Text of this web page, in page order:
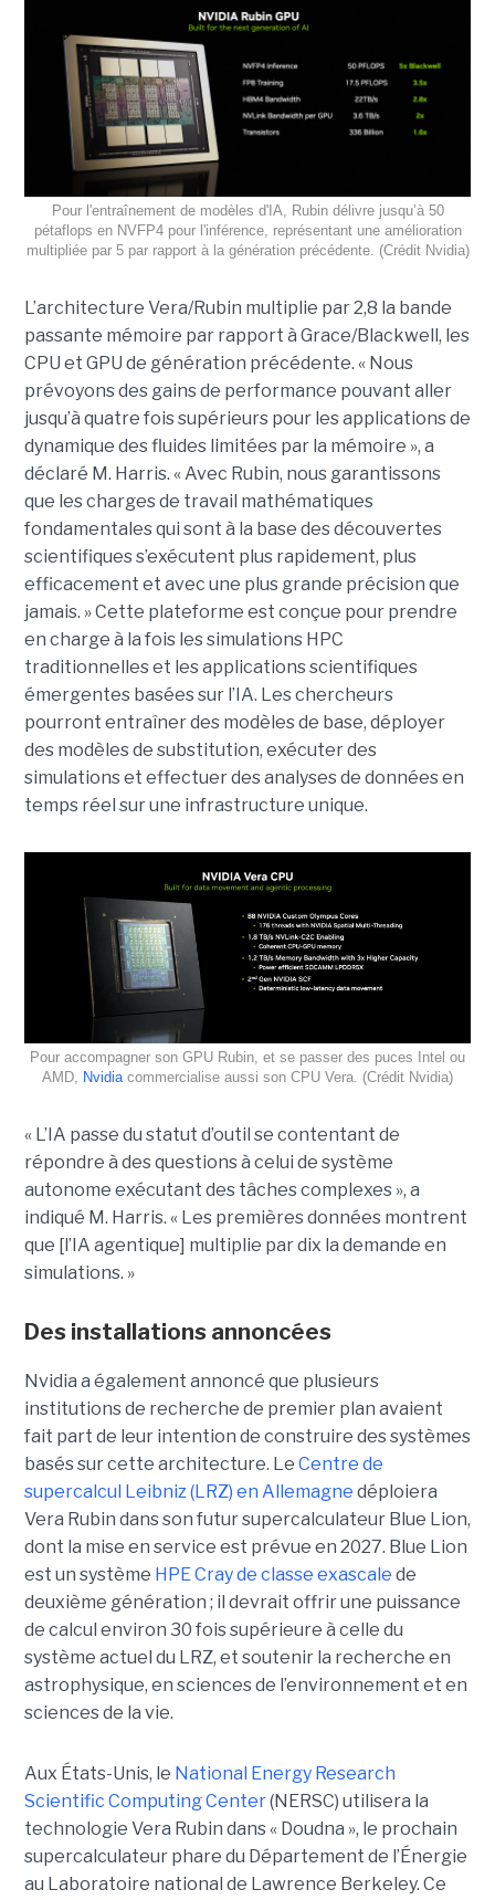
Pour l'entraînement de modèles d'IA, Rubin délivre jusqu’à 50
pétaflops en NVFP4 pour l'inférence, représentant une amélioration
multipliée par 5 par rapport à la génération précédente. (Crédit Nvidia)
L’architecture Vera/Rubin multiplie par 2,8 la bande
passante mémoire par rapport à Grace/Blackwell, les
CPU et GPU de génération précédente. « Nous
prévoyons des gains de performance pouvant aller
jusqu’à quatre fois supérieurs pour les applications de
dynamique des fluides limitées par la mémoire », a
déclaré M. Harris. « Avec Rubin, nous garantissons
que les charges de travail mathématiques
fondamentales qui sont à la base des découvertes
scientifiques s’exécutent plus rapidement, plus
efficacement et avec une plus grande précision que
jamais. »Cette plateforme est conçue pour prendre
en charge à la fois les simulations HPC
traditionnelles et les applications scientifiques
émergentes basées sur l’IA. Les chercheurs
pourront entraîner des modèles de base, déployer
des modèles de substitution, exécuter des
simulations et effectuer des analyses de données en
temps réel sur une infrastructure unique.
Pour accompagner son GPU Rubin, et se passer des puces Intel ou
AMD, Nvidiacommercialise aussi son CPU Vera. (Crédit Nvidia)
« L’IA passe du statut d’outil se contentant de
répondre à des questions à celui de système
autonome exécutant des tâches complexes », a
indiqué M. Harris. « Les premières données montrent
que [l’IA agentique] multiplie par dix la demande en
simulations. »
Des installations annoncées
Nvidia a également annoncé que plusieurs
institutions de recherche de premier plan avaient
fait part de leur intention de construire des systèmes
basés sur cette architecture. Le Centre de
supercalcul Leibniz (LRZ) en Allemagne déploiera
Vera Rubin dans son futur supercalculateur Blue Lion,
dont la mise en service est prévue en 2027. Blue Lion
est un système HPE Cray de classe exascale de
deuxième génération ; il devrait offrir une puissance
de calcul environ 30 fois supérieure à celle du
système actuel du LRZ, et soutenir la recherche en
astrophysique, en sciences de l’environnement et en
sciences de la vie.
Aux États-Unis, le National Energy Research
Scientific Computing Center(NERSC) utilisera la
technologie Vera Rubin dans « Doudna », le prochain
supercalculateur phare du Département de l’Énergie
au Laboratoire national de Lawrence Berkeley. Ce